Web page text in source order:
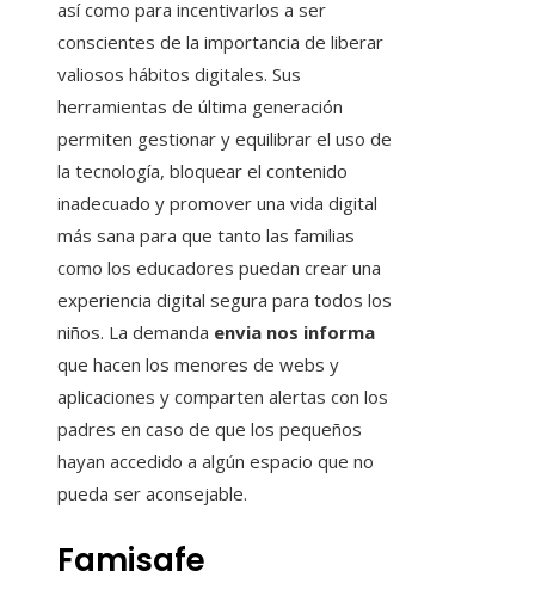
así como para incentivarlos a ser
conscientes de la importancia de liberar
valiosos hábitos digitales. Sus
herramientas de última generación
permiten gestionar y equilibrar el uso de
la tecnología, bloquear el contenido
inadecuado y promover una vida digital
más sana para que tanto las familias
como los educadores puedan crear una
experiencia digital segura para todos los
niños. La demanda envia nos informa
que hacen los menores de webs y
aplicaciones y comparten alertas con los
padres en caso de que los pequeños
hayan accedido a algún espacio que no
pueda ser aconsejable.
Famisafe